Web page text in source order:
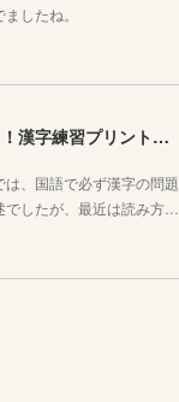
したね。
入試の漢字対策はコレ！漢字練習プリントのご紹介！
、国語で必ず漢字の問題
したが、最近は読み方…